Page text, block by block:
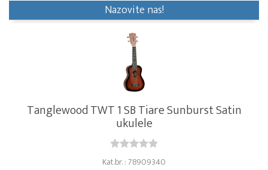
Nazovite nas!
Tanglewood TWT 1 SB Tiare Sunburst Satin
ukulele
Kat.br. : 78909340